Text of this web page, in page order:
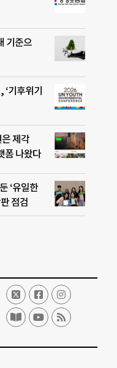
기준으
기후위기
제각
폼 나왔다
‘유일한
점검